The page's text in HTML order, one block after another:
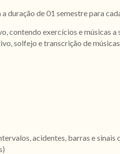
duração de 01 semestre para
contendo exercícios e músicas
solfejo e transcrição de
acidentes, barras e sinais